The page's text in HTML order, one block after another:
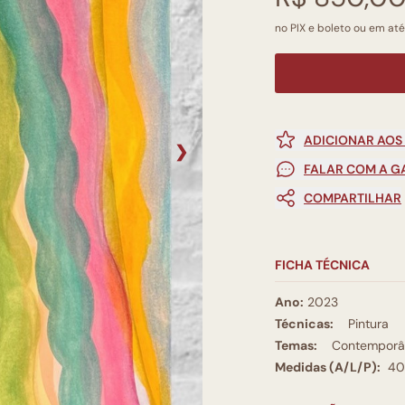
❯
no PIX e boleto ou em até
ADICIONAR AOS
FALAR COM A
COMPARTILHAR
FICHA TÉCNICA
Ano: 2023
Técnicas:
Pintura
Temas:
Medidas (A/L/P):